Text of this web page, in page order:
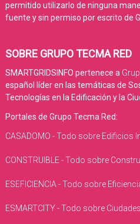
permitido utilizarlo de ninguna
fuente y sin permiso por escrito de
SOBRE GRUPO TECMA RED
SMARTGRIDSINFO pertenece a
español líder en las temáticas de
Tecnologías en la Edificación y la
Portales de Grupo Tecma Red:
CASADOMO - Todo sobre Edificios
CONSTRUIBLE - Todo sobre
ESEFICIENCIA - Todo sobre
ESMARTCITY - Todo sobre